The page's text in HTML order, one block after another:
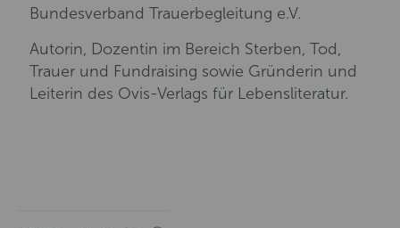
Bundesverband Trauerbegleitung e.V.
Autorin, Dozentin im Bereich Sterben, Tod,
Trauer und Fundraising sowie Gründerin und
Leiterin des Ovis-Verlags für Lebensliteratur.